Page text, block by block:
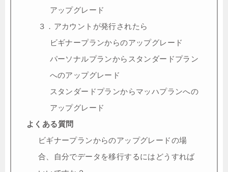
アップグレード
３．アカウントが発行されたら
ビギナープランからのアップグレード
パーソナルプランからスタンダードプラン
へのアップグレード
スタンダードプランからマッハプランへの
アップグレード
よくある質問
ビギナープランからのアップグレードの場
合、自分でデータを移行するにはどうすれば